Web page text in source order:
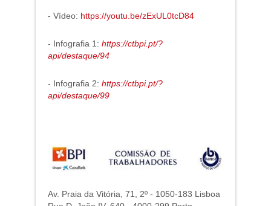
- Vídeo: https://youtu.be/zExUL0tcD84
- Infografia 1: https://ctbpi.pt/?
api/destaque/94
- Infografia 2: https://ctbpi.pt/?
api/destaque/99
Av. Praia da Vitória, 71, 2º - 1050-183 Lisboa